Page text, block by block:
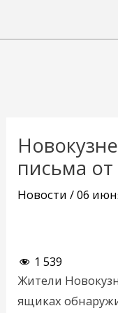
письма от
Новости /06
1 539
Жители
ящиках
записям